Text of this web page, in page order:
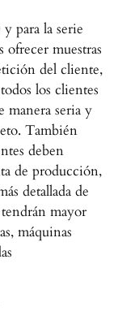
para la serie
ofrecer muestras
del cliente,
los clientes
manera seria y
También
deben
de producción,
detallada de
mayor
máquinas